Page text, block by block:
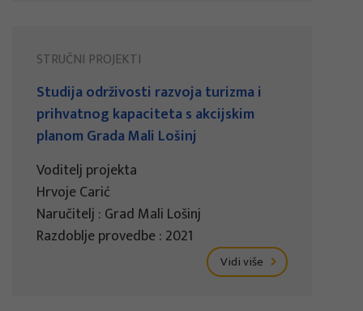
STRUČNI PROJEKTI
Studija održivosti razvoja turizma i
prihvatnog kapaciteta s akcijskim
planom Grada Mali Lošinj
Voditelj projekta
Hrvoje Carić
Naručitelj : Grad Mali Lošinj
Razdoblje provedbe : 2021
Vidi više